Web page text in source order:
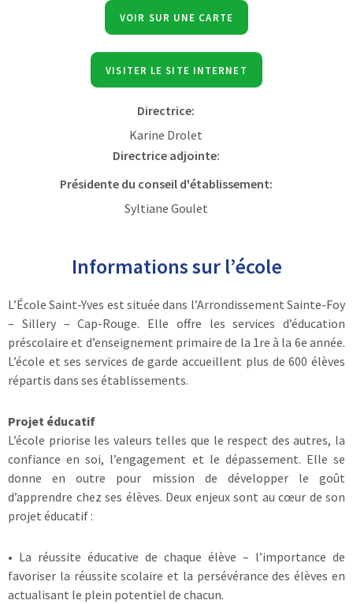
VOIR SUR UNE CARTE
VISITER LE SITE INTERNET
Directrice:
Karine Drolet
Directrice adjointe:
Présidente du conseil d'établissement:
Syltiane Goulet
Informations sur l’école
L’École Saint-Yves est située dans l’Arrondissement Sainte-Foy
– Sillery – Cap-Rouge. Elle offre les services d’éducation
préscolaire et d’enseignement primaire de la 1re à la 6e année.
L’école et ses services de garde accueillent plus de 600 élèves
répartis dans ses établissements.
Projet éducatif
L’école priorise les valeurs telles que le respect des autres, la
confiance en soi, l’engagement et le dépassement. Elle se
donne en outre pour mission de développer le goût
d’apprendre chez ses élèves. Deux enjeux sont au cœur de son
projet éducatif :
• La réussite éducative de chaque élève – l’importance de
favoriser la réussite scolaire et la persévérance des élèves en
actualisant le plein potentiel de chacun.